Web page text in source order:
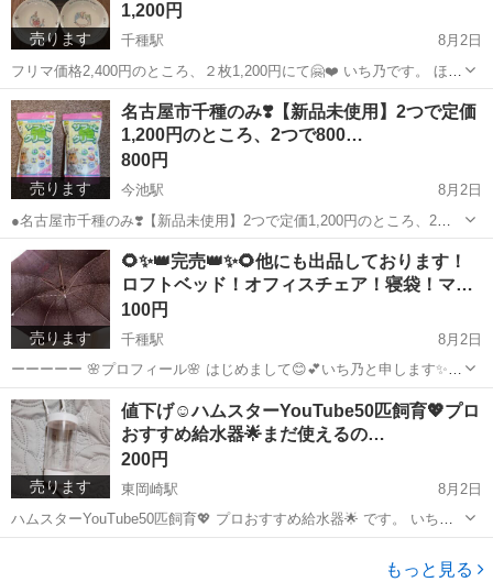
売ります
1,200円
千種駅
8月2日
フリマ価格2,400円のところ、２枚1,200円にて🤗❤️ いち乃です。 ほぼ
未使用のまま保管しており、綺麗です。 使わないのでお譲りします。
箱はつきません。 【ほぼ未使用保管】ピーターラビッ...
愛知 名古屋市 千種駅 ピーターラビット
売ります
名古屋市千種のみ❣️【新品未使用】2つで定価
1,200円のところ、2つで800…
800円
今池駅
8月2日
●名古屋市千種のみ❣️【新品未使用】2つで定価1,200円のところ、2つ
で800円にて出品いたします。小動物砂🥰 いち乃です。 サラッとクリ
ーン。 未開封品です。 新品未使用です。 2つで定価1...
愛知 名古屋市 今池駅 インテリア雑貨/小物 小動物
売ります
🌻✨👑完売👑✨🌻他にも出品しております！
ロフトベッド！オフィスチェア！寝袋！マ…
100円
千種駅
8月2日
ーーーーー 🌸プロフィール🌸 はじめまして😊💕いち乃と申します✨
2018年から不用品を中心に出品しております。 家具や家電製品、衣
類、日用品など幅広く扱っています。 ステップアップが多く、引っ越
しの度...
愛知 名古屋市 千種駅 小物
売ります
値下げ☺️ハムスターYouTube50匹飼育💖プロ
おすすめ給水器🌟まだ使えるの…
200円
東岡崎駅
8月2日
ハムスターYouTube50匹飼育💖 プロおすすめ給水器🌟 です。 いち乃
です。 ハムスター大好きです。 YouTubeにもハムスター飼育を出して
もっと見る